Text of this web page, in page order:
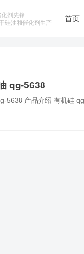
化剂先锋
硅油和催化剂生产
首页
qg-5638
5638 产品介绍 有机硅